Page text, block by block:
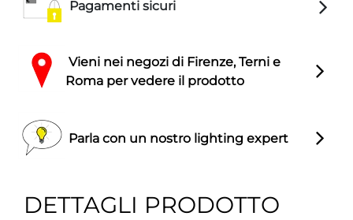
Pagamenti sicuri
Vieni nei negozi di Firenze, Terni e
Roma per vedere il prodotto
Parla con un nostro lighting expert
DETTAGLI PRODOTTO